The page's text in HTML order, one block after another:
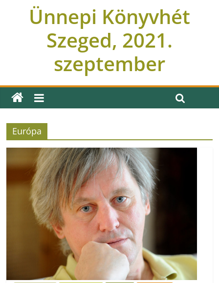
Ünnepi Könyvhét
Szeged, 2021.
szeptember
Európa